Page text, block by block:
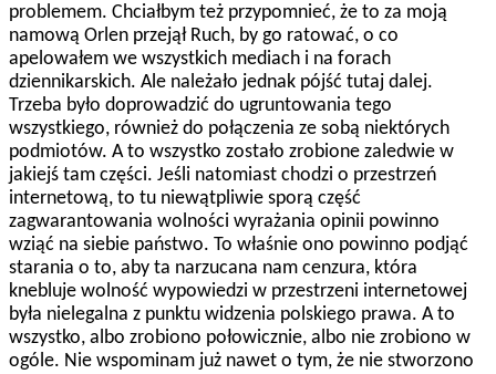
problemem. Chciałbym też przypomnieć, że to za moją
namową Orlen przejął Ruch, by go ratować, o co
apelowałem we wszystkich mediach i na forach
dziennikarskich. Ale należało jednak pójść tutaj dalej.
Trzeba było doprowadzić do ugruntowania tego
wszystkiego, również do połączenia ze sobą niektórych
podmiotów. A to wszystko zostało zrobione zaledwie w
jakiejś tam części. Jeśli natomiast chodzi o przestrzeń
internetową, to tu niewątpliwie sporą część
zagwarantowania wolności wyrażania opinii powinno
wziąć na siebie państwo. To właśnie ono powinno podjąć
starania o to, aby ta narzucana nam cenzura, która
knebluje wolność wypowiedzi w przestrzeni internetowej
była nielegalna z punktu widzenia polskiego prawa. A to
wszystko, albo zrobiono połowicznie, albo nie zrobiono w
ogóle. Nie wspominam już nawet o tym, że nie stworzono